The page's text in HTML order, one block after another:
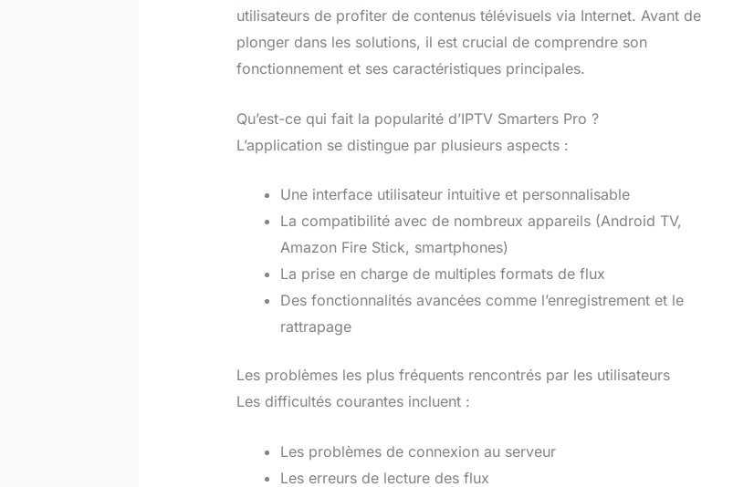
utilisateurs de profiter de contenus télévisuels via Internet. Avant de
plonger dans les solutions, il est crucial de comprendre son
fonctionnement et ses caractéristiques principales.
Qu’est-ce qui fait la popularité d’IPTV Smarters Pro ?
L’application se distingue par plusieurs aspects :
Une interface utilisateur intuitive et personnalisable
La compatibilité avec de nombreux appareils (Android TV,
Amazon Fire Stick, smartphones)
La prise en charge de multiples formats de flux
Des fonctionnalités avancées comme l’enregistrement et le
rattrapage
Les problèmes les plus fréquents rencontrés par les utilisateurs
Les difficultés courantes incluent :
Les problèmes de connexion au serveur
Les erreurs de lecture des flux